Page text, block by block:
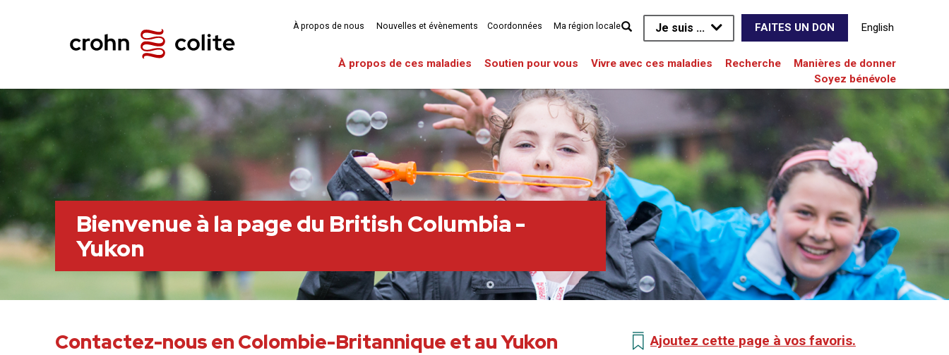
Je suis ... FAITES UN DON English
À propos de ces maladies Soutien pour vous Vivre avec ces maladies Recherche
Manières de donner
Soyez bénévole
À propos de nous Nouvelles et évènements Coordonnées Ma région locale
Bienvenue à la page du British Columbia -
Yukon
Contactez-nous en Colombie-Britannique et au Yukon Ajoutez cette page à vos favoris.